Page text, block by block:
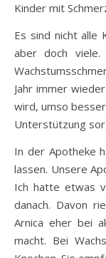
Kinder mit
Es sind nicht alle
aber doch
Jahr immer
wird, umso
Unterstützung
In der Apotheke
lassen. Unsere
Ich hatte etwas
danach. Davon
Arnica eher bei
macht. Bei